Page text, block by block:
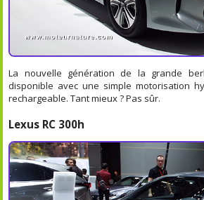
La nouvelle génération de la grande
disponible avec une simple motorisation
rechargeable. Tant mieux ? Pas sûr.
Lexus RC 300h